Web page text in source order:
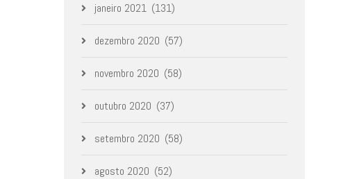
janeiro 2021 (131)
dezembro 2020 (57)
novembro 2020 (58)
outubro 2020 (37)
setembro 2020 (58)
agosto 2020 (52)